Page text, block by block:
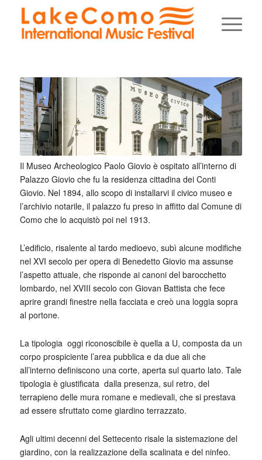
Il Museo Archeologico Paolo Giovio è ospitato all’interno di
Palazzo Giovio che fu la residenza cittadina dei Conti
Giovio. Nel 1894, allo scopo di installarvi il civico museo e
l’archivio notarile, il palazzo fu preso in affitto dal Comune di
Como che lo acquistò poi nel 1913.
L’edificio, risalente al tardo medioevo, subì alcune modifiche
nel XVI secolo per opera di Benedetto Giovio ma assunse
l’aspetto attuale, che risponde ai canoni del barocchetto
lombardo, nel XVIII secolo con Giovan Battista che fece
aprire grandi finestre nella facciata e creò una loggia sopra
al portone.
La tipologia oggi riconoscibile è quella a U, composta da un
corpo prospiciente l’area pubblica e da due ali che
all’interno definiscono una corte, aperta sul quarto lato. Tale
tipologia è giustificata dalla presenza, sul retro, del
terrapieno delle mura romane e medievali, che si prestava
ad essere sfruttato come giardino terrazzato.
Agli ultimi decenni del Settecento risale la sistemazione del
giardino, con la realizzazione della scalinata e del ninfeo.